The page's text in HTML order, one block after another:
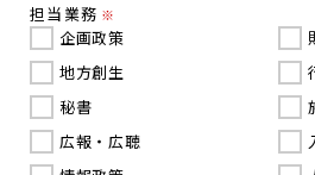
担当業務 ※
企画政策
地方創生
秘書
広報・広聴